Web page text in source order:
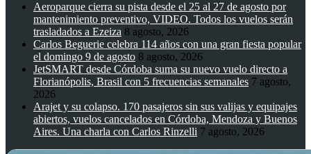
Aeroparque cierra su pista desde el 25 al 27 de agosto por
mantenimiento preventivo, VIDEO. Todos los vuelos serán
trasladados a Ezeiza 8 agosto, 2026
Carlos Beguerie celebra 114 años con una gran fiesta popular
el domingo 9 de agosto 8 agosto, 2026
JetSMART desde Córdoba suma su nuevo vuelo directo a
Florianópolis, Brasil con 5 frecuencias semanales 7 agosto,
2026
Arajet y su colapso. 170 pasajeros sin sus valijas y equipajes
abiertos, vuelos cancelados en Córdoba, Mendoza y Buenos
Aires. Una charla con Carlos Rinzelli 7 agosto, 2026